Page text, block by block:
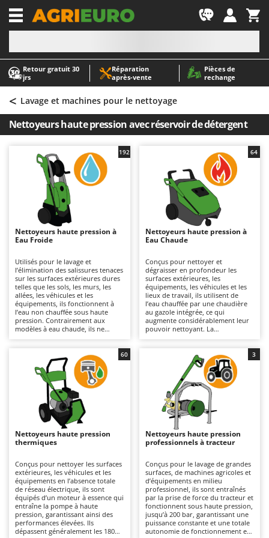
Retour gratuit 30
jrs
Réparation
après‑vente
Pièces de
rechange
-1
A
Abris de jardin
Accessoires pour tracteurs tondeuses autoportés
Aérateurs Scarificateurs pour gazon
Arracheuses de pommes de terre pour tracteur
Aspirateurs - Balais Électriques
Aspirateurs à cendres
Aspirateurs à feuilles sur roues
Aspirateurs de piscine
Aspirateurs Multifonctions
Atomiseurs agricoles pour tracteurs
Atomiseurs pour traitements
Autolaveuses
Autres produits
B
Balayeuses
Bancs de scie pour le bois - Scies à bûches
Barbecues
Bennes pour tracteur
Brosses pour sols extérieurs
Brouettes à moteur
Broyeurs à axe horizontal pour tracteur
Butteurs pour tracteur
C
Chargeurs de batterie - Démarreurs
Charrues pour tracteur
A
AgriEuro Premium
AgriEuro TOP-LINE
AGT
Aima
Airmec
AL-KO
ALA 2000
Alce
Alpina
Ama
Ambrogio Robot
Annovi Reverberi
ANTHBOT
Archman
Ardes
Argo
Ariete
Artus
Attila
Awelco
B
Baesso
Bahco
< Lavage et machines pour le nettoyage
Nettoyeurs haute pression avec réservoir de détergent
Nettoyeurs haute pression à
Eau Froide
Utilisés pour le lavage et
l’élimination des salissures tenaces
sur les surfaces extérieures dures
telles que les sols, les murs, les
allées, les véhicules et les
équipements, ils fonctionnent à
l’eau non chauffée sous haute
pression. Contrairement aux
modèles à eau chaude, ils ne
plus maniables et plus simples à
utiliser ; c’est pourquoi ils sont
également les plus répandus et les
plus vendus. Ils couvrent un large
éventail d’utilisations, du bricolage
à un usage professionnel. Leur
capacité de travail varie en
fonction de la pression (bar) et du
débit (L/min), deux paramètres qui
déterminent le rendement horaire
et l’efficacité du nettoyage. Ils
conviennent aux surfaces de taille
travaux allant des interventions
légères aux utilisations plus
intensives. Disponibles en version
monophasée 230 V, triphasée 400
V ou à batterie, ils sont équipés de
pompes axiales ou linéaires
dotées de têtes en plastique, en
aluminium ou en laiton. Ils sont
utilisés dans les domaines
192
Nettoyeurs haute pression à
Eau Chaude
Conçus pour nettoyer et
dégraisser en profondeur les
surfaces extérieures, les
équipements, les véhicules et les
lieux de travail, ils utilisent de
l’eau chauffée par une chaudière
au gazole intégrée, ce qui
augmente considérablement leur
pouvoir nettoyant. La
graisses, les huiles et les résidus
tenaces avec une efficacité
supérieure à celle des modèles à
eau froide. Adaptés aux surfaces
de taille moyenne à grande ainsi
qu’aux très grandes surfaces, ils
offrent des résultats
professionnels et conviennent
particulièrement aux ateliers, aux
exploitations agricoles, au secteur
du bâtiment et à l’industrie.
Disponibles en version
400 V, ils doivent être raccordés
au réseau électrique au moyen
d’un câble, dont la longueur
détermine leur rayon d’action. Ils
sont équipés de pompes axiales
ou linéaires dotées de têtes en
aluminium ou en laiton, conçues
pour résister aux contraintes
élevées. Il est recommandé de
64
Nettoyeurs haute pression
thermiques
Conçus pour nettoyer les surfaces
extérieures, les véhicules et les
équipements en l’absence totale
de réseau électrique, ils sont
équipés d’un moteur à essence qui
entraîne la pompe à haute
pression, garantissant ainsi des
performances élevées. Ils
dépassent généralement les 180
60
Nettoyeurs haute pression
professionnels à tracteur
Conçus pour le lavage de grandes
surfaces, de machines agricoles et
d’équipements en milieu
professionnel, ils sont entraînés
par la prise de force du tracteur et
fonctionnent sous haute pression,
jusqu’à 200 bar, garantissant une
puissance constante et une totale
autonomie de fonctionnement en
3